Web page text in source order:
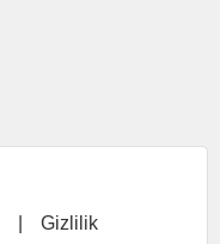
Gizlilik